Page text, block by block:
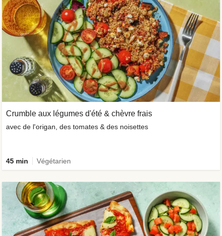
Crumble aux légumes d'été & chèvre frais
avec de l'origan, des tomates & des noisettes
45 min Végétarien